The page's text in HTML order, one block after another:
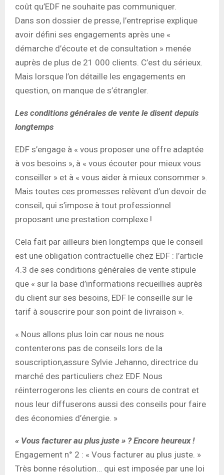
coût qu’EDF ne souhaite pas communiquer.
Dans son dossier de presse, l’entreprise explique
avoir défini ses engagements après une «
démarche d’écoute et de consultation » menée
auprès de plus de 21 000 clients. C’est du sérieux.
Mais lorsque l’on détaille les engagements en
question, on manque de s’étrangler.
Les conditions générales de vente le disent depuis
longtemps
EDF s’engage à « vous proposer une offre adaptée
à vos besoins », à « vous écouter pour mieux vous
conseiller » et à « vous aider à mieux consommer ».
Mais toutes ces promesses relèvent d’un devoir de
conseil, qui s’impose à tout professionnel
proposant une prestation complexe !
Cela fait par ailleurs bien longtemps que le conseil
est une obligation contractuelle chez EDF : l’article
4.3 de ses conditions générales de vente stipule
que « sur la base d’informations recueillies auprès
du client sur ses besoins, EDF le conseille sur le
tarif à souscrire pour son point de livraison ».
« Nous allons plus loin car nous ne nous
contenterons pas de conseils lors de la
souscription,assure Sylvie Jehanno, directrice du
marché des particuliers chez EDF. Nous
réinterrogerons les clients en cours de contrat et
nous leur diffuserons aussi des conseils pour faire
des économies d’énergie. »
« Vous facturer au plus juste » ? Encore heureux !
Engagement n° 2 : « Vous facturer au plus juste. »
Très bonne résolution… qui est imposée par une loi